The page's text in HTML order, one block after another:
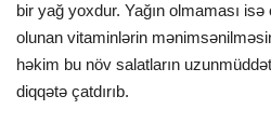
bir yağ yoxdur. Yağın olmaması isə
olunan vitaminlərin
həkim bu növ salatların
diqqətə çatdırıb.